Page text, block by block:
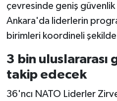
çevresinde geniş güvenlik
Ankara'da liderlerin
birimleri koordineli
3 bin uluslararası
takip edecek
36'ncı NATO Liderler